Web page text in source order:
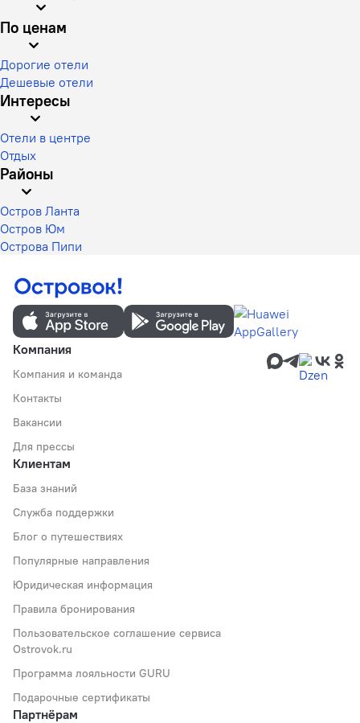
По ценам
Дорогие отели
Дешевые отели
Интересы
Отели в центре
Отдых
Районы
Остров Ланта
Остров Юм
Острова Пипи
Компания
Компания и команда
Контакты
Вакансии
Для прессы
Клиентам
База знаний
Служба поддержки
Блог о путешествиях
Популярные направления
Юридическая информация
Правила бронирования
Пользовательское соглашение сервиса
Ostrovok.ru
Программа лояльности GURU
Подарочные сертификаты
Партнёрам